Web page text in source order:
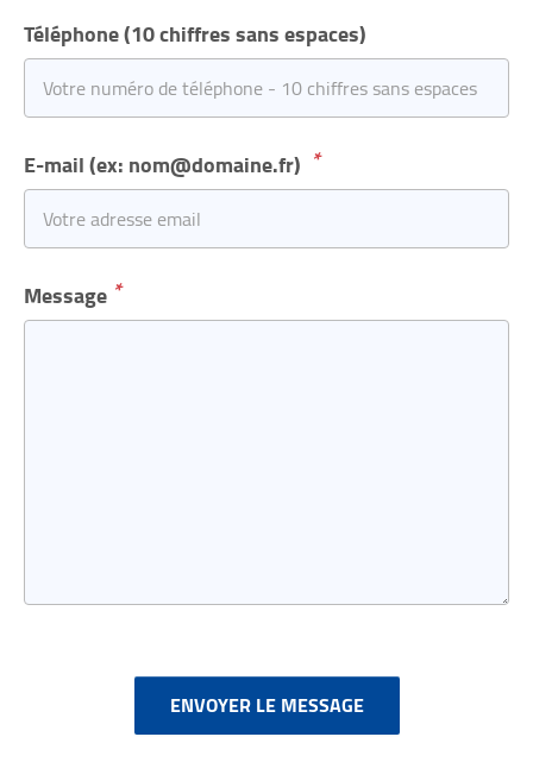
Téléphone (10 chiffres sans espaces)
E-mail (ex: nom@domaine.fr)
Message
ENVOYER LE MESSAGE